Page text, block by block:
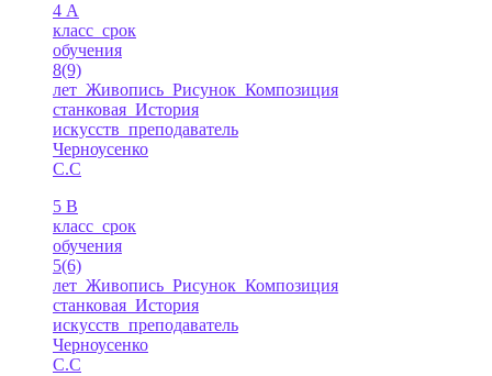
4 А
класс_срок
обучения
8(9)
лет_Живопись_Рисунок_Композиция
станковая_История
искусств_преподаватель
Черноусенко
С.С
5 В
класс_срок
обучения
5(6)
лет_Живопись_Рисунок_Композиция
станковая_История
искусств_преподаватель
Черноусенко
С.С